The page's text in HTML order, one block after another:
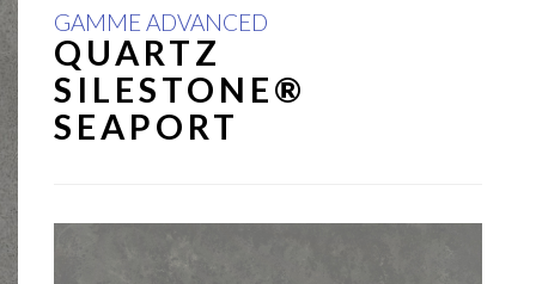
GAMME ADVANCED
QUARTZ
SILESTONE®
SEAPORT